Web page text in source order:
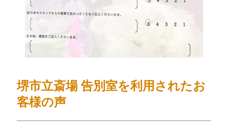
堺市立斎場 告別室を利用されたお
客様の声